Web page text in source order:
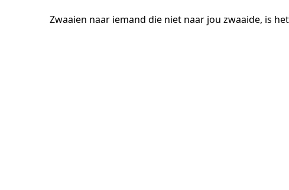
Zwaaien naar iemand die niet naar jou zwaaide, is